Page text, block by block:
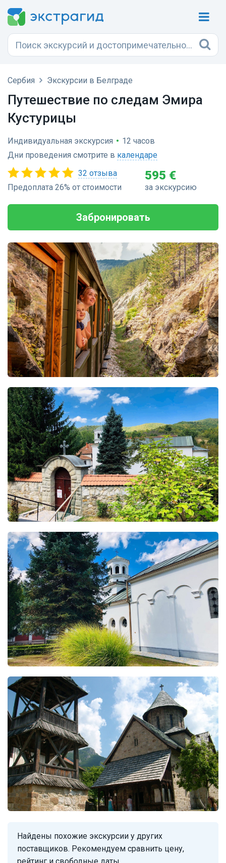
Сербия Экскурсии в Белграде
Путешествие по следам Эмира
Кустурицы
Индивидуальная экскурсия • 12 часов
Дни проведения смотрите в календаре
32 отзыва
Предоплата 26% от стоимости
595 €
за экскурсию
Забронировать
Найдены похожие экскурсии у других
поставщиков. Рекомендуем сравнить цену,